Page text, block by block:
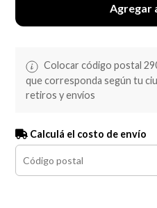
Agregar
Colocar código postal
que corresponda según tu
retiros y envíos
Calculá el costo de envío